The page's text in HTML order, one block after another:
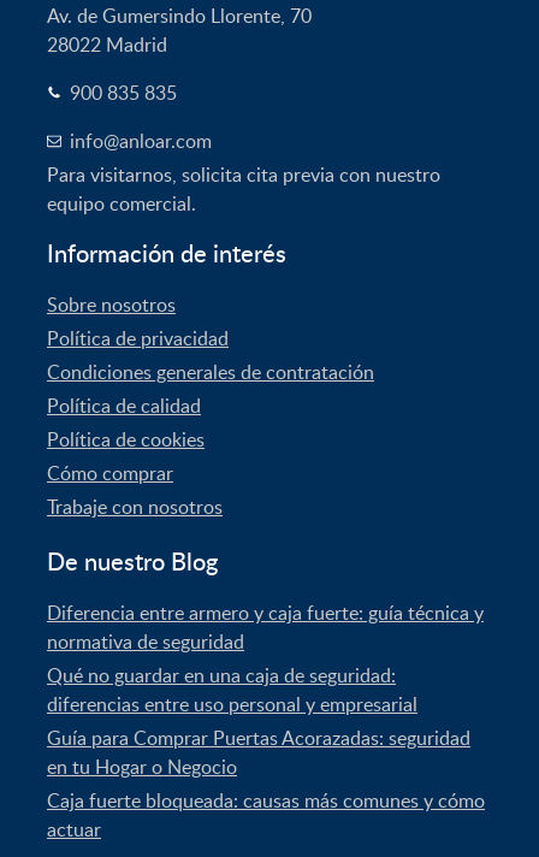
Av. de Gumersindo Llorente, 70
28022 Madrid
900 835 835
info@anloar.com
Para visitarnos, solicita cita previa con nuestro
equipo comercial.
Información de interés
Sobre nosotros
Política de privacidad
Condiciones generales de contratación
Política de calidad
Política de cookies
Cómo comprar
Trabaje con nosotros
De nuestro Blog
Diferencia entre armero y caja fuerte: guía técnica y
normativa de seguridad
Qué no guardar en una caja de seguridad:
diferencias entre uso personal y empresarial
Guía para Comprar Puertas Acorazadas: seguridad
en tu Hogar o Negocio
Caja fuerte bloqueada: causas más comunes y cómo
actuar